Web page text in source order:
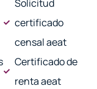
Solicitud
certificado
censal aeat
Certificado de
renta aeat